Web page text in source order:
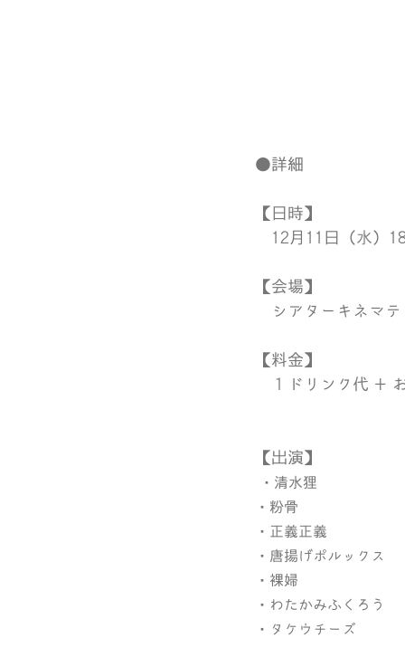
●詳細
【日時】
12月11日（ 水 ）
【会場】
シアターキネマテ
【料金】
１ドリンク代 +
【出演】
・清水狸
・粉骨
・正義正義
・唐揚げポルックス
・裸婦
・わたかみふくろう
・タケウチーズ